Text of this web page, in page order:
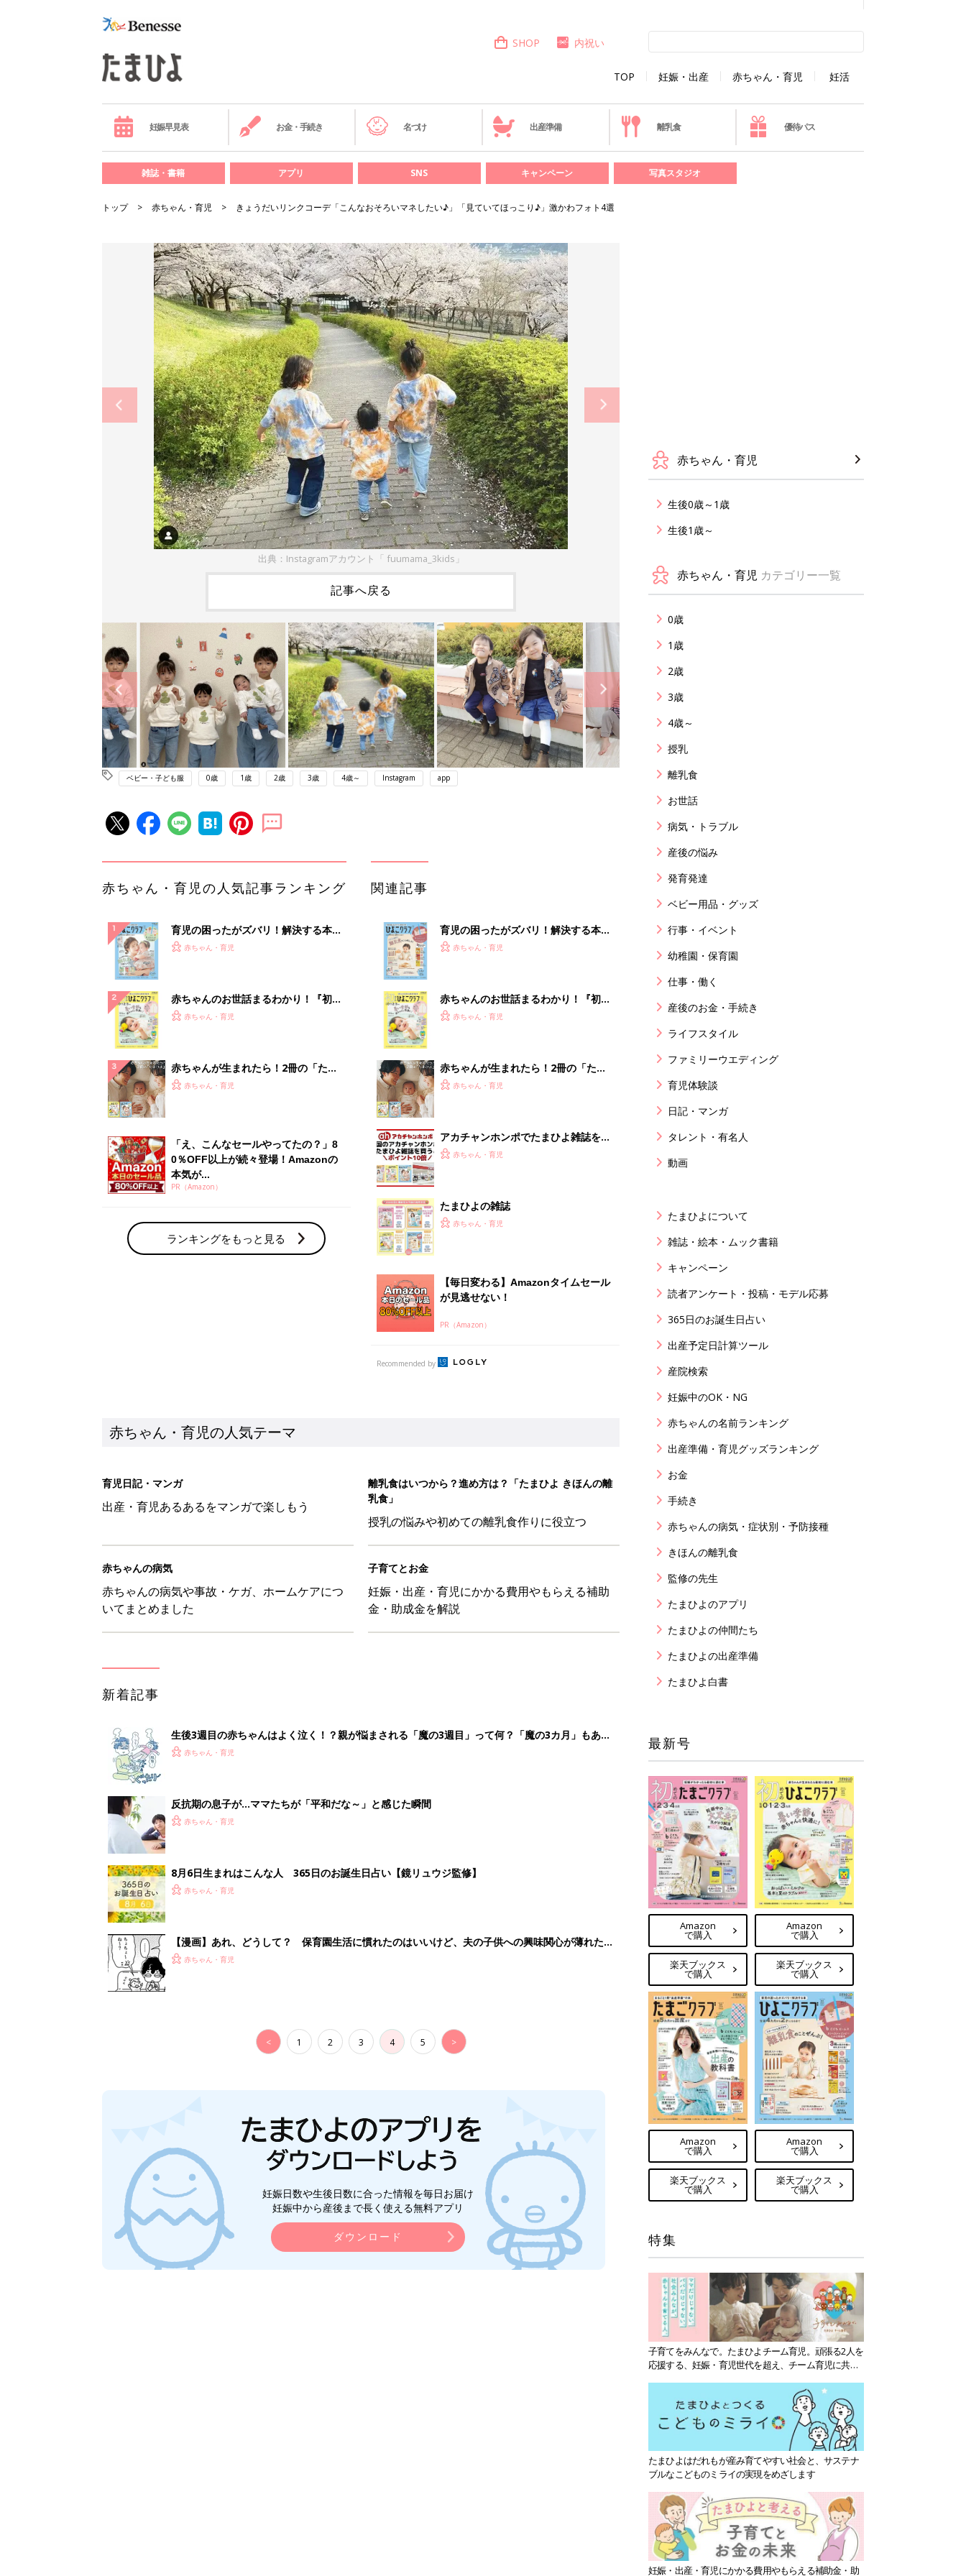
TOP 妊娠・出産 赤ちゃん・育児 妊活
SHOP 内祝い
妊娠早見表 お金・手続き 名づけ 出産準備 離乳食 優待パス
雑誌・書籍 アプリ SNS キャンペーン 写真スタジオ
トップ 赤ちゃん・育児 きょうだいリンクコーデ「こんなおそろいマネしたい♪」「見ていてほっこり♪」激かわフォト4選
出典：Instagramアカウント「 fuumama_3kids」
記事へ戻る
ベビー・子ども服 0歳 1歳 2歳 3歳 4歳～ Instagram app
赤ちゃん・育児の人気記事ランキング
育児の困ったがズバリ！解決する本
『ひよこクラブ 夏号』 4カ月～2才
赤ちゃん・育児
赤ちゃんのお世話まるわかり！『初め
てのひよこクラブ 夏号』〈巻頭大特
赤ちゃん・育児
赤ちゃんが生まれたら！2冊の「たま
ひよ」
赤ちゃん・育児
「え、こんなセールやってたの？」8
0％OFF以上が続々登場！Amazonの
本気が...
PR（Amazon）
ランキングをもっと見る
関連記事
育児の困ったがズバリ！解決する本
『ひよこクラブ 秋号』 4カ月～2才
赤ちゃん・育児
赤ちゃんのお世話まるわかり！『初め
てのひよこクラブ 夏号』〈巻頭大特
赤ちゃん・育児
赤ちゃんが生まれたら！2冊の「たま
ひよ」
赤ちゃん・育児
アカチャンホンポでたまひよ雑誌を買
うとポイント10倍【期間限定】
赤ちゃん・育児
たまひよの雑誌
赤ちゃん・育児
【毎日変わる】Amazonタイムセール
が見逃せない！
PR（Amazon）
Recommended by
赤ちゃん・育児の人気テーマ
育児日記・マンガ
出産・育児あるあるをマンガで楽しもう
離乳食はいつから？進め方は？「たまひよ きほんの離
乳食」
授乳の悩みや初めての離乳食作りに役立つ
赤ちゃんの病気
赤ちゃんの病気や事故・ケガ、ホームケアにつ
いてまとめました
子育てとお金
妊娠・出産・育児にかかる費用やもらえる補助
金・助成金を解説
新着記事
生後3週目の赤ちゃんはよく泣く！？親が悩まされる「魔の3週目」って何？「魔の3カ月」もある
って本当？【専門家】
赤ちゃん・育児
反抗期の息子が...ママたちが「平和だな～」と感じた瞬間
赤ちゃん・育児
8月6日生まれはこんな人 365日のお誕生日占い【鏡リュウジ監修】
赤ちゃん・育児
【漫画】あれ、どうして？ 保育園生活に慣れたのはいいけど、夫の子供への興味関心が薄れた気
がする……！『ふうふう子育て ＃91』
赤ちゃん・育児
< 1 2 3 4 5 >
妊娠日数や生後日数に合った情報を毎日お届け
妊娠中から産後まで長く使える無料アプリ
ダウンロード
赤ちゃん・育児
生後0歳～1歳
生後1歳～
赤ちゃん・育児 カテゴリー一覧
0歳
1歳
2歳
3歳
4歳～
授乳
離乳食
お世話
病気・トラブル
産後の悩み
発育発達
ベビー用品・グッズ
行事・イベント
幼稚園・保育園
仕事・働く
産後のお金・手続き
ライフスタイル
ファミリーウエディング
育児体験談
日記・マンガ
タレント・有名人
動画
たまひよについて
雑誌・絵本・ムック書籍
キャンペーン
読者アンケート・投稿・モデル応募
365日のお誕生日占い
出産予定日計算ツール
産院検索
妊娠中のOK・NG
赤ちゃんの名前ランキング
出産準備・育児グッズランキング
お金
手続き
赤ちゃんの病気・症状別・予防接種
きほんの離乳食
監修の先生
たまひよのアプリ
たまひよの仲間たち
たまひよの出産準備
たまひよ白書
最新号
Amazon
で購入
楽天ブックス
で購入
Amazon
で購入
楽天ブックス
で購入
Amazon
で購入
楽天ブックス
で購入
Amazon
で購入
楽天ブックス
で購入
特集
子育てをみんなで。たまひよチーム育児。頑張る2人を
応援する、妊娠・育児世代を超え、チーム育児に共感
たまひよはだれもが産み育てやすい社会と、サステナ
ブルなこどものミライの実現をめざします
妊娠・出産・育児にかかる費用やもらえる補助金・助